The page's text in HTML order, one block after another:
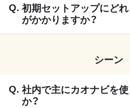
初期セットアップにど
がかかりますか？
シーン
社内で主にカオナビを
か？